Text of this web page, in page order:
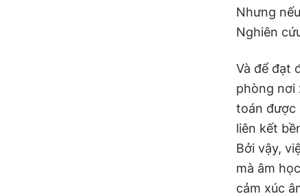
Nhưng
Nghiên
Và để đạt
phòng nơi
toán được
liên kết
Bởi vậy,
mà âm
cảm xúc